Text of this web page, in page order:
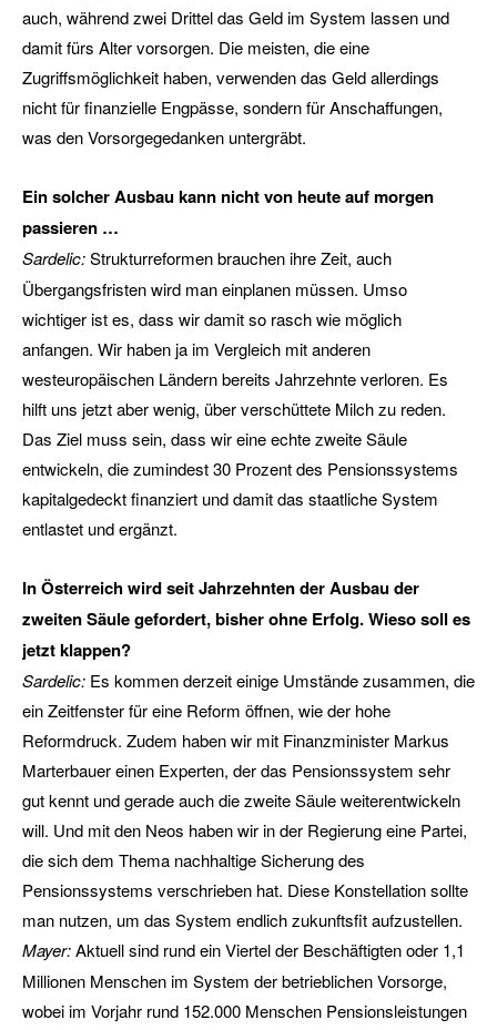
auch, während zwei Drittel das Geld im System lassen und
damit fürs Alter vorsorgen. Die meisten, die eine
Zugriffsmöglichkeit haben, verwenden das Geld allerdings
nicht für finanzielle Engpässe, sondern für Anschaffungen,
was den Vorsorgegedanken untergräbt.
Ein solcher Ausbau kann nicht von heute auf morgen
passieren …
Sardelic:Strukturreformen brauchen ihre Zeit, auch
Übergangsfristen wird man einplanen müssen. Umso
wichtiger ist es, dass wir damit so rasch wie möglich
anfangen. Wir haben ja im Vergleich mit anderen
westeuropäischen Ländern bereits Jahrzehnte verloren. Es
hilft uns jetzt aber wenig, über verschüttete Milch zu reden.
Das Ziel muss sein, dass wir eine echte zweite Säule
entwickeln, die zumindest 30 Prozent des Pensionssystems
kapitalgedeckt finanziert und damit das staatliche System
entlastet und ergänzt.
In Österreich wird seit Jahrzehnten der Ausbau der
zweiten Säule gefordert, bisher ohne Erfolg. Wieso soll es
jetzt klappen?
Sardelic: Es kommen derzeit einige Umstände zusammen, die
ein Zeitfenster für eine Reform öffnen, wie der hohe
Reformdruck. Zudem haben wir mit Finanzminister Markus
Marterbauer einen Experten, der das Pensionssystem sehr
gut kennt und gerade auch die zweite Säule weiterentwickeln
will. Und mit den Neos haben wir in der Regierung eine Partei,
die sich dem Thema nachhaltige Sicherung des
Pensionssystems verschrieben hat. Diese Konstellation sollte
man nutzen, um das System endlich zukunftsfit aufzustellen.
Mayer:Aktuell sind rund ein Viertel der Beschäftigten oder 1,1
Millionen Menschen im System der betrieblichen Vorsorge,
wobei im Vorjahr rund 152.000 Menschen Pensionsleistungen